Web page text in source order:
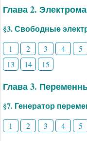
Глава 2.
§3. Свободные
1 2 3 4 5
13
14 15
Глава 3.
§7. Генератор
1 2 3 4 5